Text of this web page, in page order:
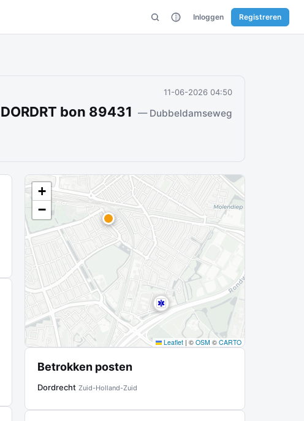
Inloggen Registreren
11-06-2026 04:50
bon 89431 — Dubbeldamseweg
+
−
Leaflet | © OSM © CARTO
Betrokken posten
Dordrecht Zuid-Holland-Zuid